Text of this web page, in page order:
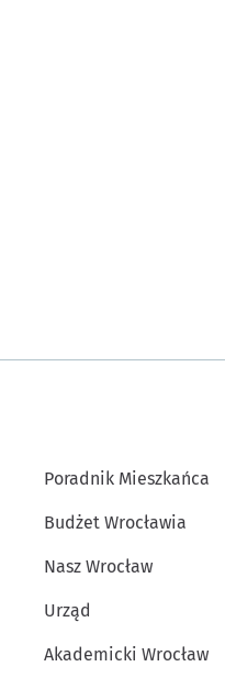
Poradnik Mieszkańca
Budżet Wrocławia
Nasz Wrocław
Urząd
Akademicki Wrocław